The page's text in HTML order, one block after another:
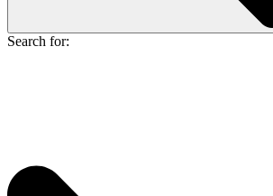
Search for: